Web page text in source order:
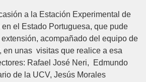
a la Estación Experimental de
el Estado Portuguesa, que pude
acompañado del equipo de
en unas visitas que realice a esa
Rafael José Neri, Edmundo
de la UCV, Jesús Morales